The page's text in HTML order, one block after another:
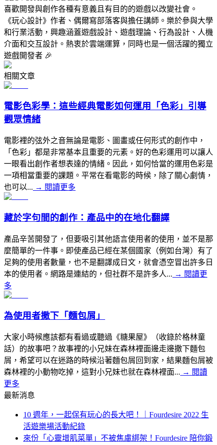
喜歡開發與創作各種有意義且有目的的遊戲以改變社會。
《玩心設計》作者、偶爾寫部落客與擔任講師。樂於參與大學
和行業活動，興趣涵蓋遊戲設計、遊戲理論、行為設計、人機
介面和交互設計。熱衷於雲端運算，同時也是一個活躍的獨立
遊戲開發者 🎉
相關文章
電影色彩學：這些經典電影如何運用「色彩」引導
觀眾情緒
電影裡的弦外之音無論是電影、圖畫或任何形式的創作中，
「色彩」都是非常基本且重要的元素。好的色彩運用可以讓人
一眼看出創作者想表達的情緒。因此，如何恰當的運用色彩是
一項相當重要的課題。平常在看電影的時候，除了關心劇情，
也可以... → 閱讀更多
藏於字句間的創作：產品中的在地化翻譯
產品辛苦開發了，但要吸引其他語言使用者的使用，並不是那
麼簡單的一件事。即使產品已經在某個國家（例如台灣）有了
足夠的使用者數量，也不是翻譯成日文，就會憑空冒出許多日
本的使用者。網路是連結的，但社群不是許多人... → 閱讀更
多
為使用者撒下「麵包屑」
大家小時候應該都有看過或聽過《糖果屋》（收錄於格林童
話）的故事吧？故事裡的小兄妹在森林裡面邊走邊撒下麵包
屑，希望可以在迷路的時候沿著麵包屑回到家，結果麵包屑被
森林裡的小動物吃掉，這對小兄妹也就在森林裡面... → 閱讀
更多
最新消息
10 週年，一起保有玩心的長大吧！｜Fourdesire 2022 生
活遊樂場活動紀錄
來份「心靈增肌菜單」不被焦慮綁架！Fourdesire 陪你鍛